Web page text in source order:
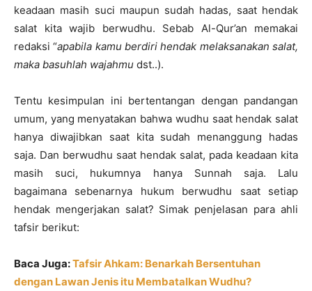
keadaan masih suci maupun sudah hadas, saat hendak
salat kita wajib berwudhu. Sebab Al-Qur’an memakai
redaksi “apabila kamu berdiri hendak melaksanakan salat,
maka basuhlah wajahmu dst..).
Tentu kesimpulan ini bertentangan dengan pandangan
umum, yang menyatakan bahwa wudhu saat hendak salat
hanya diwajibkan saat kita sudah menanggung hadas
saja. Dan berwudhu saat hendak salat, pada keadaan kita
masih suci, hukumnya hanya Sunnah saja. Lalu
bagaimana sebenarnya hukum berwudhu saat setiap
hendak mengerjakan salat? Simak penjelasan para ahli
tafsir berikut:
Baca Juga:Tafsir Ahkam: Benarkah Bersentuhan
dengan Lawan Jenis itu Membatalkan Wudhu?